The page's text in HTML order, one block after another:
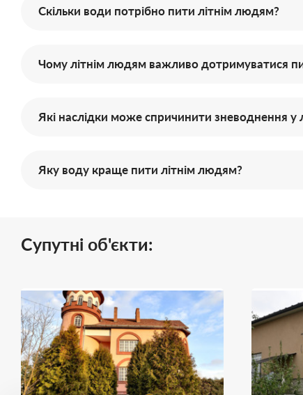
Скільки води потрібно пити літнім людям?
Чому літнім людям важливо дотримуватися
Які наслідки може спричинити зневоднення у
Яку воду краще пити літнім людям?
Супутні об'єкти: